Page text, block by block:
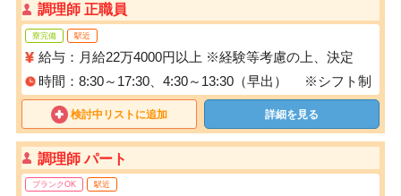
調理師 正職員
寮完備 駅近
給与：月給22万4000円以上 ※経験等考慮の上、決定
時間：8:30～17:30、4:30～13:30（早出） ※シフト制
検討中リストに追加 詳細を見る
調理師 パート
ブランクOK 駅近